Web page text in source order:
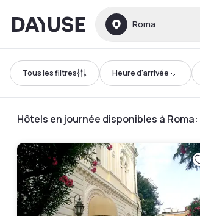
Dayuse Roma
Tous les filtres Heure d'arrivée
Hôtels en journée disponibles à Roma: